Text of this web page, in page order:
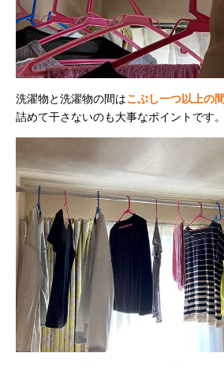
洗濯物と洗濯物の間はこぶし一つ以上の
詰めて干さないのも大事なポイントです。